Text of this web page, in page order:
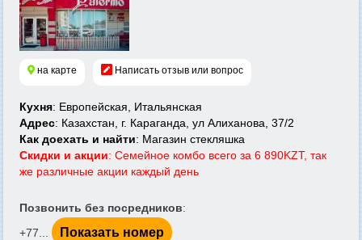
на карте Написать отзыв или вопрос
Кухня: Европейская, Итальянская
Адрес: Казахстан, г. Караганда, ул Алиханова, 37/2
Как доехать и найти: Магазин стекляшка
Скидки и акции: Семейное комбо всего за 6 890KZT, так
же различные акции каждый день
Позвонить без посредников:
+77...
Показать номер